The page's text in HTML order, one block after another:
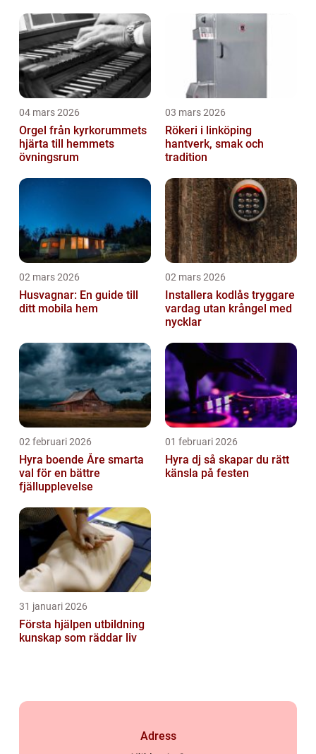
04 mars 2026
Orgel från kyrkorummets
hjärta till hemmets
övningsrum
03 mars 2026
Rökeri i linköping
hantverk, smak och
tradition
02 mars 2026
Husvagnar: En guide till
ditt mobila hem
02 mars 2026
Installera kodlås tryggare
vardag utan krångel med
nycklar
02 februari 2026
Hyra boende Åre smarta
val för en bättre
fjällupplevelse
01 februari 2026
Hyra dj så skapar du rätt
känsla på festen
31 januari 2026
Första hjälpen utbildning
kunskap som räddar liv
Adress